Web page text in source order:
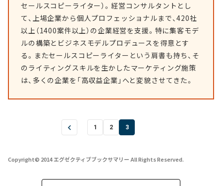
セールスコピーライター）。経営コンサルタントとし
て、上場企業から個人プロフェッショナルまで、420社
以上（1400案件以上）の企業経営を支援。特に集客モデ
ルの構築とビジネスモデルプロデュースを得意とす
る。またセールスコピーライターという肩書も持ち、そ
のライティングスキルを生かしたマーケティング施策
は、多くの企業を「高収益企業」へと変貌させてきた。
1 2 3
Copyright© 2014 エグゼクティブブックサマリー All Rights Reserved.